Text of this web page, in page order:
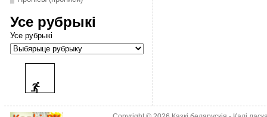
Усе рубрыкі
Усе рубрыкі